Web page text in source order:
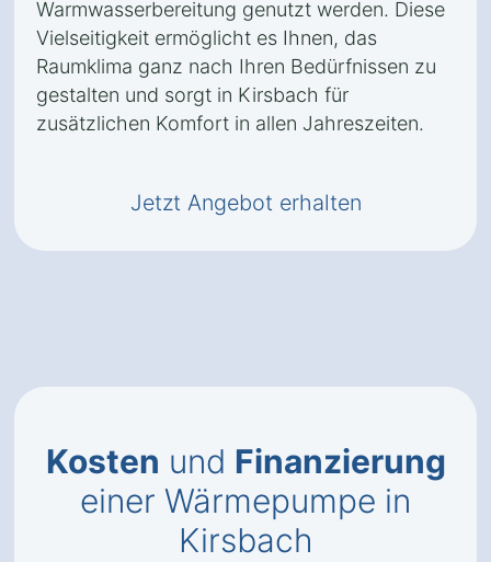
Warmwasserbereitung genutzt werden. Diese
Vielseitigkeit ermöglicht es Ihnen, das
Raumklima ganz nach Ihren Bedürfnissen zu
gestalten und sorgt in Kirsbach für
zusätzlichen Komfort in allen Jahreszeiten.
Jetzt Angebot erhalten
Kosten und Finanzierung
einer Wärmepumpe in
Kirsbach